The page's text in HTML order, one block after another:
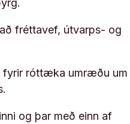
fréttavef, útvarps- og
fyrir róttæka umræðu um
og þar með einn af